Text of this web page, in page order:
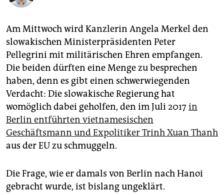
fragen & hilfe
unterstützen
abo
genossenschaft
epaper login
Am Mittwoch wird Kanzlerin Angela Merkel den
slowakischen Ministerpräsidenten Peter
Pellegrini mit militärischen Ehren empfangen.
Die beiden dürften eine Menge zu besprechen
haben, denn es gibt einen schwerwiegenden
Verdacht: Die slowakische Regierung hat
womöglich dabei geholfen, den im Juli 2017 in
Berlin entführten vietnamesischen
Geschäftsmann und Expolitiker Trinh Xuan Thanh
aus der EU zu schmuggeln.
Die Frage, wie er damals von Berlin nach Hanoi
gebracht wurde, ist bislang ungeklärt.